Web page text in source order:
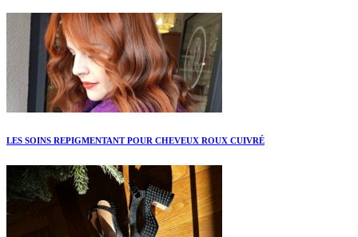
LES SOINS REPIGMENTANT POUR CHEVEUX ROUX CUIVRÉ